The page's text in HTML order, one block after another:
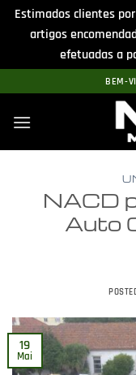
Estimados clientes
artigos
efetuadas a
to
content
BEM-
NACD
Auto
19
Mai